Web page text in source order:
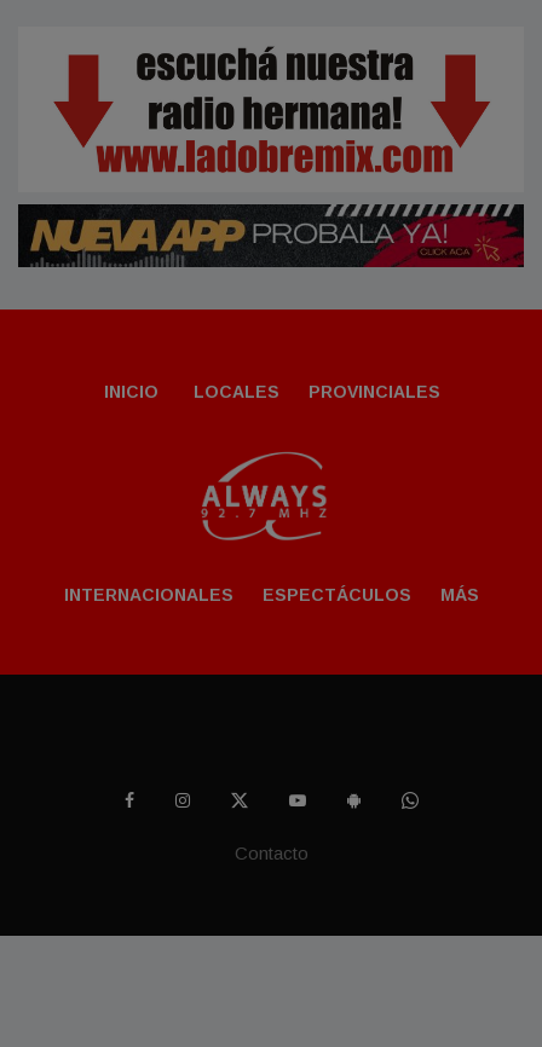
INICIO LOCALES PROVINCIALES
INTERNACIONALES ESPECTÁCULOS MÁS
Contacto